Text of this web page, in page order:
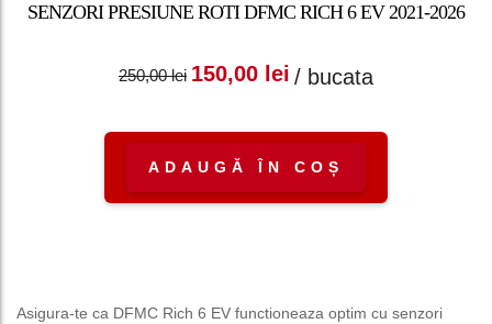
SENZORI PRESIUNE ROTI DFMC RICH 6 EV 2021-2026
250,00lei
Prețul inițial a fost:
150,00 lei
Prețul curent
/ bucata
ADAUGĂ ÎN COȘ
Asigura-te ca DFMC Rich 6 EV functioneaza optim cu senzori